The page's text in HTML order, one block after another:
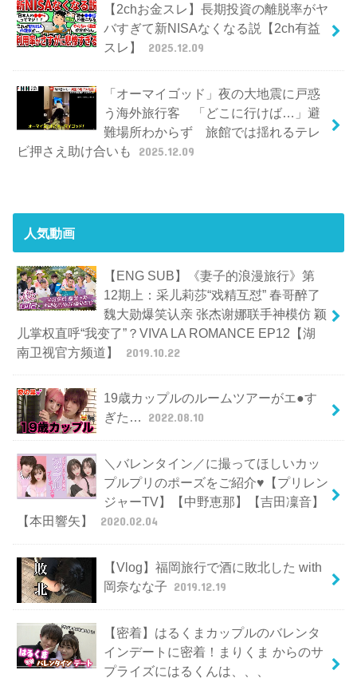
【2chお金スレ】長期投資の離脱率がヤ
バすぎて新NISAなくなる説【2ch有益
スレ】
2025.12.09
「オーマイゴッド」夜の大地震に戸惑
う海外旅行客 「どこに行けば…」避
難場所わからず 旅館では揺れるテレ
ビ押さえ助け合いも
2025.12.09
人気動画
【ENG SUB】《妻子的浪漫旅行》第
12期上：采儿莉莎“戏精互怼” 春哥醉了
魏大勋爆笑认亲 张杰谢娜联手神模仿 颖
儿掌权直呼“我变了”？VIVA LA ROMANCE EP12【湖
南卫视官方频道】
2019.10.22
19歳カップルのルームツアーがエ●す
ぎた…
2022.08.10
＼バレンタイン／に撮ってほしいカッ
プルプリのポーズをご紹介♥【プリレン
ジャーTV】【中野恵那】【吉田凜音】
【本田響矢】
2020.02.04
【Vlog】福岡旅行で酒に敗北した with
岡奈なな子 2019.12.19
【密着】はるくまカップルのバレンタ
インデートに密着！まりくま からのサ
プライズにはるくんは、、、